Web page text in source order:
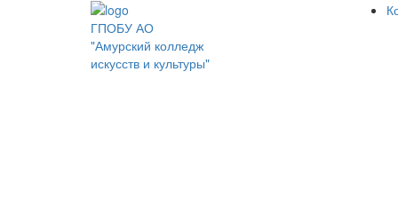
ГПОБУ АО
"Амурский колледж
искусств и культуры"